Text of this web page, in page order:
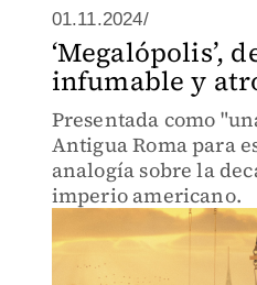
01.11.2024/
‘Megalópolis’,
infumable y
Presentada como
Antigua Roma para
analogía sobre la
imperio americano.